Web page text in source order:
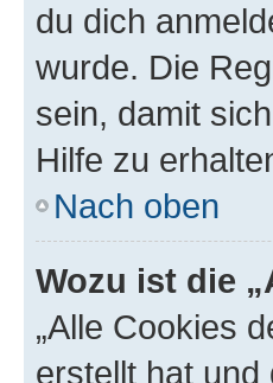
du dich
wurde. Die
sein, damit
Hilfe zu
Nach oben
Wozu ist die
„Alle Cookies
erstellt hat